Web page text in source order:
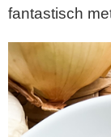
fantastisch